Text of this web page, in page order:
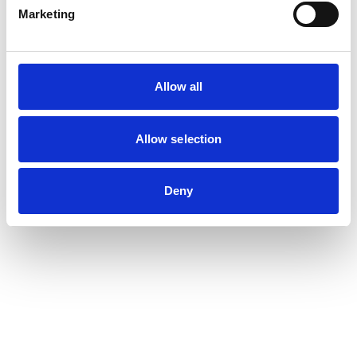
Marketing
Allow all
Allow selection
Deny